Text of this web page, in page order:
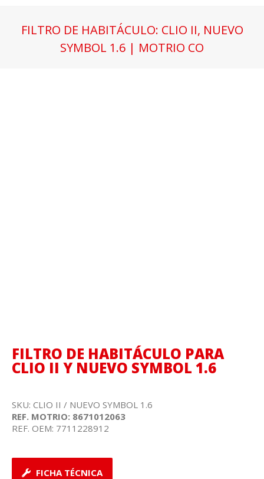
FILTRO DE HABITÁCULO: CLIO II, NUEVO
SYMBOL 1.6 | MOTRIO CO
FILTRO DE HABITÁCULO PARA
CLIO II Y NUEVO SYMBOL 1.6
SKU: CLIO II / NUEVO SYMBOL 1.6
REF. MOTRIO: 8671012063
REF. OEM: 7711228912
FICHA TÉCNICA